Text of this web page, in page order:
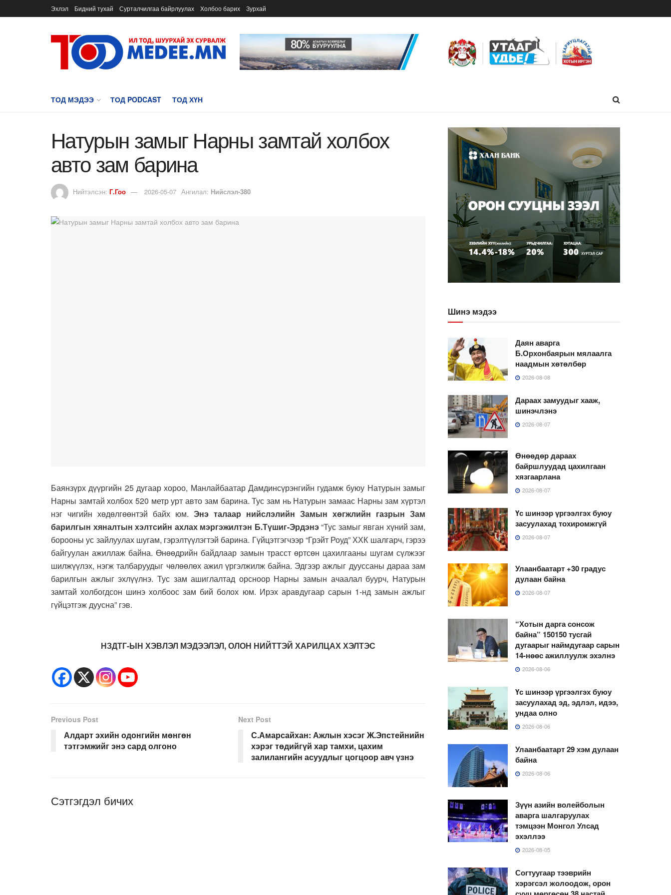
Эхлэл Бидний тухай Сурталчилгаа байрлуулах Холбоо барих Зурхай
ТОД МЭДЭЭ ТОД PODCAST ТОД ХҮН
Натурын замыг Нарны замтай холбох
авто зам барина
Нийтэлсэн: Г.Гоо 2026-05-07 Ангилал: Нийслэл-380
Баянзүрх дүүргийн 25 дугаар хороо, Манлайбаатар Дамдинсүрэнгийн гудамж буюу Натурын замыг
Нарны замтай холбох 520 метр урт авто зам барина. Тус зам нь Натурын замаас Нарны зам хүртэл
нэг чигийн хөдөлгөөнтэй байх юм. Энэ талаар нийслэлийн Замын хөгжлийн газрын Зам
барилгын хяналтын хэлтсийн ахлах мэргэжилтэн Б.Түшиг-Эрдэнэ“Тус замыг явган хүний зам,
борооны ус зайлуулах шугам, гэрэлтүүлэгтэй барина. Гүйцэтгэгчээр “Грэйт Роуд” ХХК шалгарч, гэрээ
байгуулан ажиллаж байна. Өнөөдрийн байдлаар замын трасст өртсөн цахилгааны шугам сүлжээг
шилжүүлэх, нэгж талбаруудыг чөлөөлөх ажил үргэлжилж байна. Эдгээр ажлыг дууссаны дараа зам
барилгын ажлыг эхлүүлнэ. Тус зам ашиглалтад орсноор Нарны замын ачаалал буурч, Натурын
замтай холбогдсон шинэ холбоос зам бий болох юм. Ирэх аравдугаар сарын 1-нд замын ажлыг
гүйцэтгэж дуусна” гэв.
НЗДТГ-ЫН ХЭВЛЭЛ МЭДЭЭЛЭЛ, ОЛОН НИЙТТЭЙ ХАРИЛЦАХ ХЭЛТЭС
Previous Post
Алдарт эхийн одонгийн мөнгөн
тэтгэмжийг энэ сард олгоно
Next Post
С.Амарсайхан: Ажлын хэсэг Ж.Эпстейнийн
хэрэг төдийгүй хар тамхи, цахим
залилангийн асуудлыг цогцоор авч үзнэ
Сэтгэгдэл бичих
Шинэ мэдээ
Даян аварга
Б.Орхонбаярын мялаалга
наадмын хөтөлбөр
2026-08-08
Дараах замуудыг хааж,
шинэчлэнэ
2026-08-07
Өнөөдөр дараах
байршлуудад цахилгаан
хязгаарлана
2026-08-07
Үс шинээр үргээлгэх буюу
засуулахад тохиромжгүй
2026-08-07
Улаанбаатарт +30 градус
дулаан байна
2026-08-07
“Хотын дарга сонсож
байна” 150150 тусгай
дугаарыг наймдугаар сарын
14-нөөс ажиллуулж эхэлнэ
2026-08-06
Үс шинээр үргээлгэх буюу
засуулахад эд, эдлэл, идээ,
ундаа олно
2026-08-06
Улаанбаатарт 29 хэм дулаан
байна
2026-08-06
Зүүн азийн волейболын
аварга шалгаруулах
тэмцээн Монгол Улсад
эхэллээ
2026-08-05
Согтуугаар тээврийн
хэрэгсэл жолоодож, орон